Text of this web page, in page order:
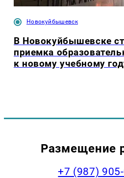
Новокуйбышевск
В Новокуйбышевске
приемка
к новому учебному
Размещение
+7 (987)